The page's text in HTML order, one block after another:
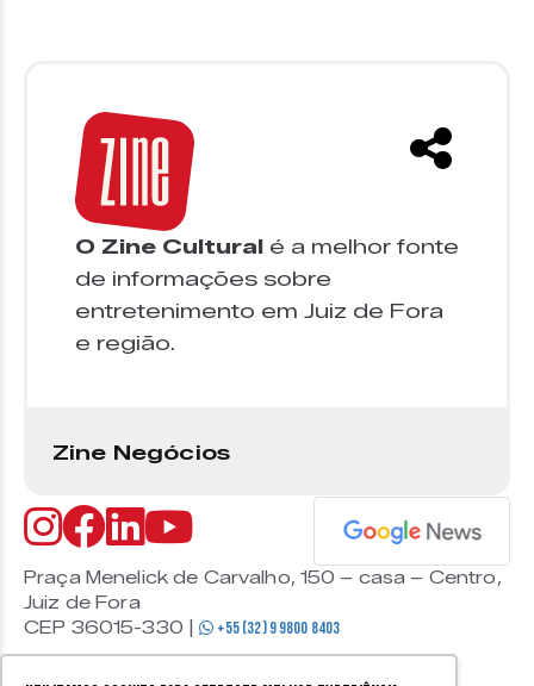
O Zine Cultural é a melhor fonte
de informações sobre
entretenimento em Juiz de Fora
e região.
Zine Negócios
Praça Menelick de Carvalho, 150 – casa – Centro,
Juiz de Fora
CEP 36015-330 |
+55 (32) 9 9800 8403